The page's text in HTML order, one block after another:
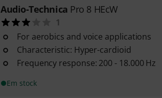
Audio-Technica Pro 8 HEcW
1
For aerobics and voice applications
Characteristic: Hyper-cardioid
Frequency response: 200 - 18.000 Hz
Em stock